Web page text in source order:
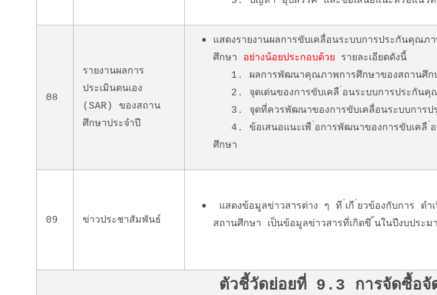
08
รายงานผลการ
ประเมินตนเอง
(SAR) ของสถาน
ศึกษาประจำปี
แสดงรายงานผลการขับเคลื่อนระบบการประกันคุณ
ศึกษา อย่างน้อยประกอบด้วย รายละเอียดดังนี้
1. ผลการพัฒนาคุณภาพการศึกษาของสถานศึก
2. จุดเด่นของการขับเคลื ่อนระบบการประกันคุ
3. จุดที่ควรพัฒนาของการขับเคลื่อนระบบการป
4. ข้อเสนอแนะเพื ่อการพัฒนาของการขับเคลื
ศึกษา
09 ข่าวประชาสัมพันธ์
แสดงข้อมูลข่าวสารต่าง ๆ ที ่เกี ่ยวข้องกับการ ดำ
สถานศึกษา เป็นข้อมูลข่าวสารที่เกิดขึ ้นในปีงบปร
ตัวชี้วัดย่อยที่ 9.3 การจัดซื้อจั